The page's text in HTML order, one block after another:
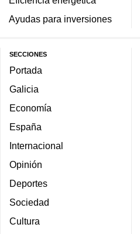
Ayudas para inversiones
SECCIONES
Portada
Galicia
Economía
España
Internacional
Opinión
Deportes
Sociedad
Cultura